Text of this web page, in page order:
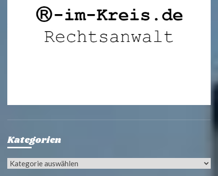
Kategorien
Kategorien